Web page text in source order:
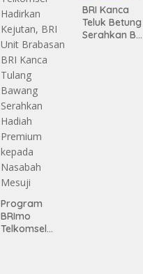
Program
BRImo
Telkomsel
BRI Kanca
Teluk Betung
Serahkan BRI